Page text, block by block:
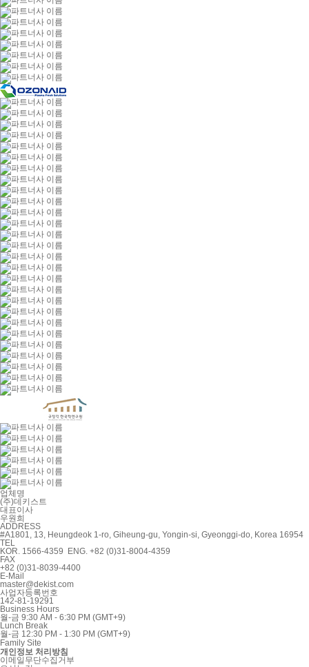
업체명
(주)데키스트
대표이사
우원희
ADDRESS
#A1801, 13, Heungdeok 1-ro, Giheung-gu, Yongin-si, Gyeonggi-do, Korea 16954
TEL
KOR. 1566-4359 ENG. +82 (0)31-8004-4359
FAX
+82 (0)31-8039-4400
E-Mail
master@dekist.com
사업자등록번호
142-81-19291
Business Hours
월-금 9:30 AM - 6:30 PM (GMT+9)
Lunch Break
월-금 12:30 PM - 1:30 PM (GMT+9)
Family Site
개인정보 처리방침
이메일무단수집거부